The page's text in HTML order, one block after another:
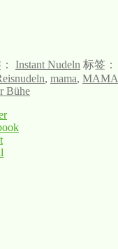
Instant Nudeln 标签：
, mama, MAMA
Bühe